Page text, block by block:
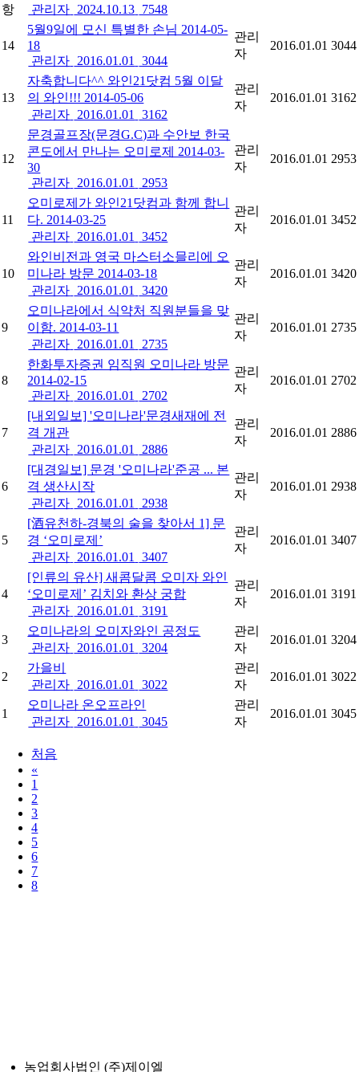
항
관리자 2024.10.13 7548
14
5월9일에 모신 특별한 손님 2014-05-
18
관리자 2016.01.01 3044
관리
자
2016.01.01 3044
13
자축합니다^^ 와인21닷컴 5월 이달
의 와인!!! 2014-05-06
관리자 2016.01.01 3162
관리
자
2016.01.01 3162
12
문경골프장(문경G.C)과 수안보 한국
콘도에서 만나는 오미로제 2014-03-
30
관리자 2016.01.01 2953
관리
자
2016.01.01 2953
11
오미로제가 와인21닷컴과 함께 합니
다. 2014-03-25
관리자 2016.01.01 3452
관리
자
2016.01.01 3452
10
와인비전과 영국 마스터소믈리에 오
미나라 방문 2014-03-18
관리자 2016.01.01 3420
관리
자
2016.01.01 3420
9
오미나라에서 식약처 직원분들을 맞
이함. 2014-03-11
관리자 2016.01.01 2735
관리
자
2016.01.01 2735
8
한화투자증권 임직원 오미나라 방문
2014-02-15
관리자 2016.01.01 2702
관리
자
2016.01.01 2702
7
[내외일보] '오미나라'문경새재에 전
격 개관
관리자 2016.01.01 2886
관리
자
2016.01.01 2886
6
[대경일보] 문경 '오미나라'준공 ... 본
격 생산시작
관리자 2016.01.01 2938
관리
자
2016.01.01 2938
5
[酒유천하-경북의 술을 찾아서 1] 문
경 ‘오미로제’
관리자 2016.01.01 3407
관리
자
2016.01.01 3407
4
[인류의 유산] 새콤달콤 오미자 와인
‘오미로제’ 김치와 환상 궁합
관리자 2016.01.01 3191
관리
자
2016.01.01 3191
3
오미나라의 오미자와인 공정도
관리자 2016.01.01 3204
관리
자
2016.01.01 3204
2
가을비
관리자 2016.01.01 3022
관리
자
2016.01.01 3022
1
오미나라 온오프라인
관리자 2016.01.01 3045
관리
자
2016.01.01 3045
처음
«
1
2
3
4
5
6
7
8
농업회사법인 (주)제이엘